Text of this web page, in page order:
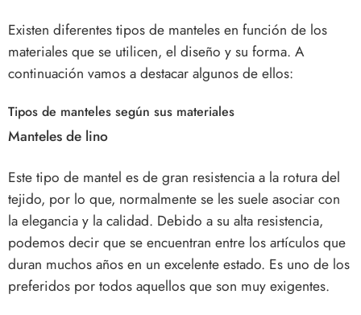
Existen diferentes tipos de manteles en función de los
materiales que se utilicen, el diseño y su forma. A
continuación vamos a destacar algunos de ellos:
Tipos de manteles según sus materiales
Manteles de lino
Este tipo de mantel es de gran resistencia a la rotura del
tejido, por lo que, normalmente se les suele asociar con
la elegancia y la calidad. Debido a su alta resistencia,
podemos decir que se encuentran entre los artículos que
duran muchos años en un excelente estado. Es uno de los
preferidos por todos aquellos que son muy exigentes.